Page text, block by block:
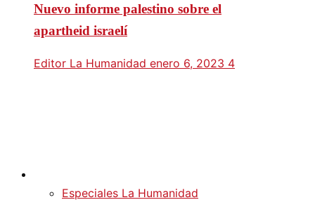
Nuevo informe palestino sobre el
apartheid israelí
Editor La Humanidad enero 6, 2023 4
Especiales La Humanidad